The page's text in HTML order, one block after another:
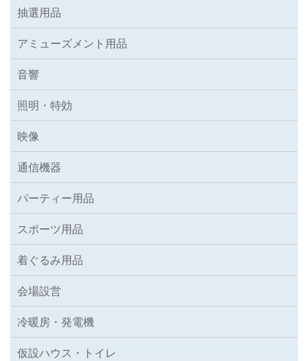
抽選用品
アミューズメント用品
音響
照明・特効
映像
通信機器
パーティー用品
スポーツ用品
着ぐるみ用品
会場設営
冷暖房・発電機
仮設ハウス・トイレ